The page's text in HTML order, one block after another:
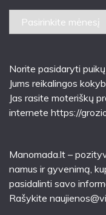
Archyvai
Norite pasidaryti
Jums reikalingos
Jas rasite moteriškų
internete https://
Manomada.lt –
namus ir gyvenimą,
pasidalinti savo
Rašykite